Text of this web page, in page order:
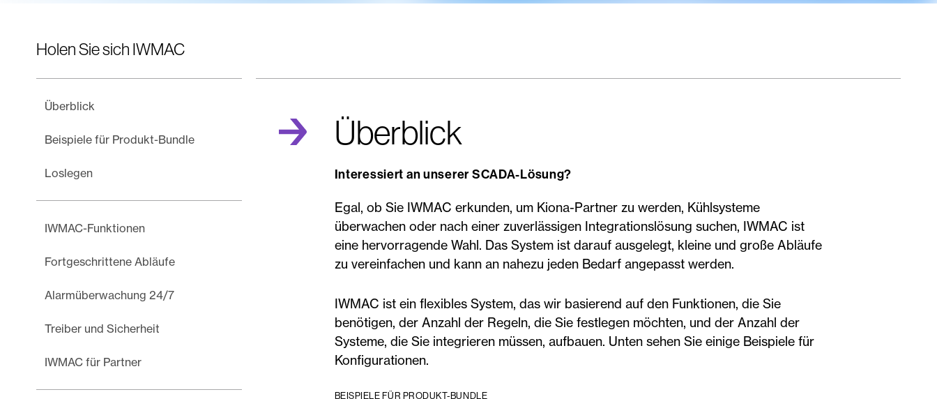
Holen Sie sich IWMAC
Überblick
Beispiele für Produkt-Bundle
Loslegen
IWMAC-Funktionen
Fortgeschrittene Abläufe
Alarmüberwachung 24/7
Treiber und Sicherheit
IWMAC für Partner
Überblick
Interessiert an unserer SCADA-Lösung?
Egal, ob Sie IWMAC erkunden, um Kiona-Partner zu werden, Kühlsysteme
überwachen oder nach einer zuverlässigen Integrationslösung suchen, IWMAC ist
eine hervorragende Wahl. Das System ist darauf ausgelegt, kleine und große Abläufe
zu vereinfachen und kann an nahezu jeden Bedarf angepasst werden.
IWMAC ist ein flexibles System, das wir basierend auf den Funktionen, die Sie
benötigen, der Anzahl der Regeln, die Sie festlegen möchten, und der Anzahl der
Systeme, die Sie integrieren müssen, aufbauen. Unten sehen Sie einige Beispiele für
Konfigurationen.
BEISPIELE FÜR PRODUKT-BUNDLE